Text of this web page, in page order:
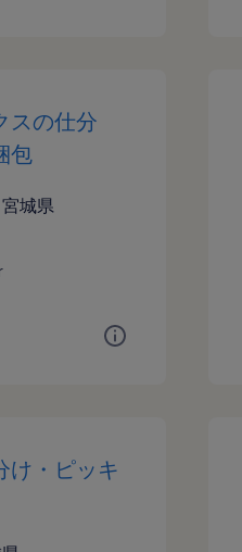
スの仕分
包
城県
け・ピッキ